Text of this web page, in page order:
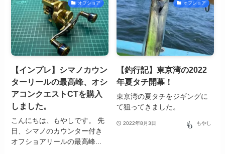
オフショア
【インプレ】シマノカウン
ターリールの最高峰、オシ
アコンクエストCTを購入
しました。
こんにちは、もやしです。 先
日、シマノのカウンター付き
オフショアリールの最高峰...
オフショア
【釣行記】東京湾の2022
年夏タチ開幕！
東京湾の夏タチをジギングに
て狙ってきました。
2022年8月3日 もやし